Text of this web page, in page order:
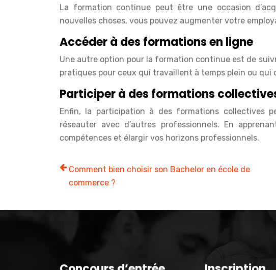
La formation continue peut être une occasion
nouvelles choses, vous pouvez augmenter votre
Accéder à des formations en ligne
Une autre option pour la formation continue est de
pratiques pour ceux qui travaillent à temps plein ou
Participer à des formations
Enfin, la participation à des formations collectives
réseauter avec d’autres professionnels. En
compétences et élargir vos horizons professionnels.
Comment bien choisir son Bachelor en école de
commerce ?